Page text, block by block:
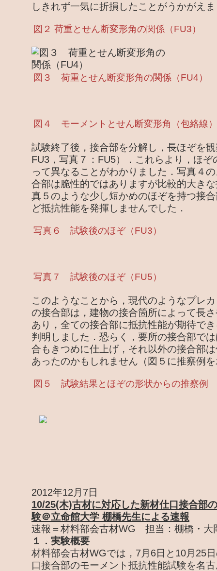
しきれず一気に折損したことがうかがえ
図２ 荷重とせん断変形角の関係（FU3）
図３ 荷重とせん断変形角の関係（FU4）
図４ モーメントとせん断変形角（包絡線）
試験終了後，接合部を分解し，長ほぞを
FU3，写真７：FU5）．これらより，ほ
って異なることがわかりました．写真４
合部は脆性的ではありますが比較的大き
真５のような少し短かめのほぞを持つ接
ど抵抗性能を発揮しませんでした．
写真６ 試験後のほぞ（FU3）
写真７ 試験後のほぞ（FU5）
このようなことから，現代のようなプレ
の接合部は，建物の接合箇所によって長
あり，全ての接合部に抵抗性能が期待で
判明しました．恐らく，要所の接合部で
合もきつめに仕上げ，それ以外の接合部
あったのかもしれません（図５に推察例
図５ 試験結果とほぞの形状からの推察例
2012年12月7日
10/25(木)古材に対応した新材仕口接合部
験＠立命館大学 棚橋先生による速報
速報＝材料部会古材WG 担当：棚橋・大
１．実験概要
材料部会古材WGでは，7月6日と10月25
口接合部のモーメント抵抗性能試験を名